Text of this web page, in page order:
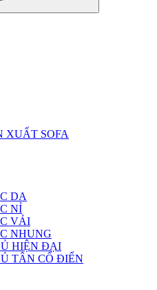
XUẤT SOFA
DA
NỈ
VẢI
NHUNG
HIỆN ĐẠI
TÂN CỔ ĐIỂN